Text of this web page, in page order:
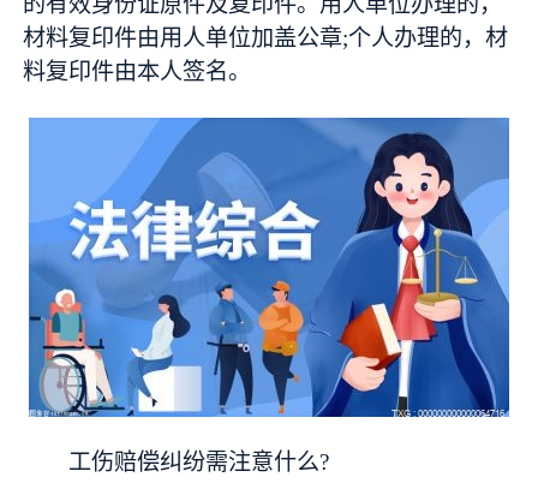
材料复印件由用人单位加盖公章;个人办理的，材
料复印件由本人签名。
工伤赔偿纠纷需注意什么?